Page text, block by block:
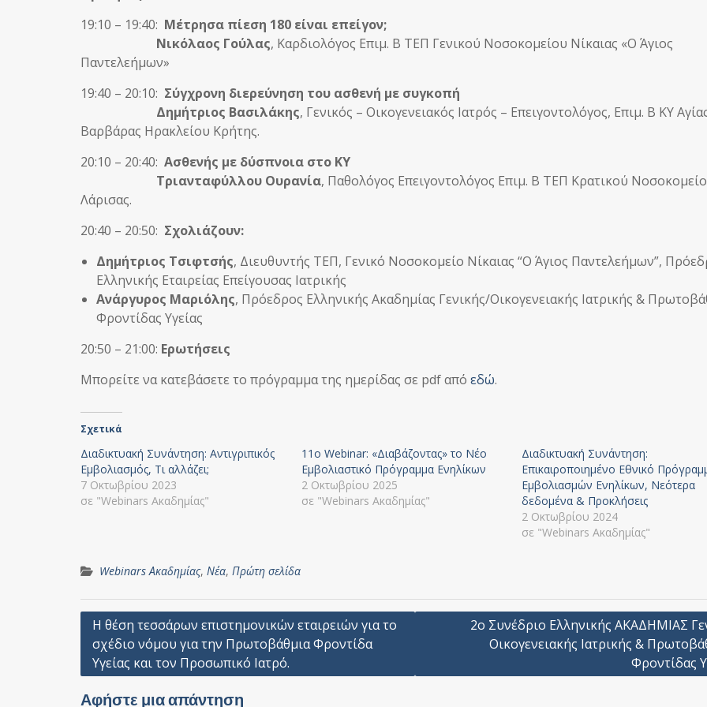
19:10 – 19:40: Μέτρησα πίεση 180 είναι επείγον;
Νικόλαος Γούλας, Καρδιολόγος Επιμ. Β ΤΕΠ Γενικού Νοσοκομείου Νίκαιας «Ο Άγιος
Παντελεήμων»
19:40 – 20:10: Σύγχρονη διερεύνηση του ασθενή με συγκοπή
Δημήτριος Βασιλάκης, Γενικός – Οικογενειακός Ιατρός – Επειγοντολόγος, Επιμ. Β ΚΥ
Βαρβάρας Ηρακλείου Κρήτης.
20:10 – 20:40: Ασθενής με δύσπνοια στο ΚΥ
Τριανταφύλλου Ουρανία, Παθολόγος Επειγοντολόγος Επιμ. Β ΤΕΠ Κρατικού
Λάρισας.
20:40 – 20:50: Σχολιάζουν:
Δημήτριος Τσιφτσής, Διευθυντής ΤΕΠ, Γενικό Νοσοκομείο Νίκαιας “Ο Άγιος Παντελεήμων”,
Ελληνικής Εταιρείας Επείγουσας Ιατρικής
Ανάργυρος Μαριόλης, Πρόεδρος Ελληνικής Ακαδημίας Γενικής/Οικογενειακής Ιατρικής &
Φροντίδας Υγείας
20:50 – 21:00: Ερωτήσεις
Μπορείτε να κατεβάσετε το πρόγραμμα της ημερίδας σε pdf από εδώ.
Σχετικά
Διαδικτυακή Συνάντηση: Αντιγριπικός
Εμβολιασμός, Τι αλλάζει;
7 Οκτωβρίου 2023
σε "Webinars Ακαδημίας"
11ο Webinar: «Διαβάζοντας» το Νέο
Εμβολιαστικό Πρόγραμμα Ενηλίκων
2 Οκτωβρίου 2025
σε "Webinars Ακαδημίας"
Διαδικτυακή Συνάντηση:
Επικαιροποιημένο Εθνικό
Εμβολιασμών Ενηλίκων, Νεότερα
δεδομένα & Προκλήσεις
2 Οκτωβρίου 2024
σε "Webinars Ακαδημίας"
Webinars Ακαδημίας, Νέα, Πρώτη σελίδα
Πλοήγηση
άρθρων
Η θέση τεσσάρων επιστημονικών εταιρειών για το
σχέδιο νόμου για την Πρωτοβάθμια Φροντίδα
Υγείας και τον Προσωπικό Ιατρό.
2o Συνέδριο Ελληνικής ΑΚΑΔΗΜΙΑΣ
Οικογενειακής Ιατρικής &
Φροντίδας
Αφήστε μια απάντηση